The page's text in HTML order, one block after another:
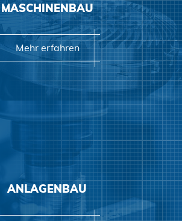
MASCHINENBAU
Mehr erfahren
ANLAGENBAU
Mehr erfahren